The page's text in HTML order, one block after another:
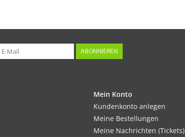
Während der Keimphase gut feucht halten.
Maße der Dose:
H: 6 cm; Ø 4 cm
ABONNIEREN
Mein Konto
Kundenkonto anlegen
Meine Bestellungen
Meine Nachrichten (Tickets)